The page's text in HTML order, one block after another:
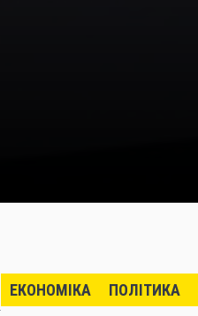
ЕКОНОМІКА ПОЛІТИКА